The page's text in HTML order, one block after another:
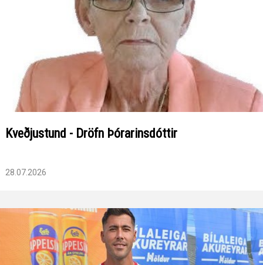
Kveðjustund - Dröfn Þórarinsdóttir
28.07.2026